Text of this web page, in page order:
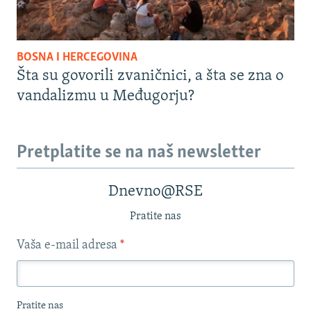
BOSNA I HERCEGOVINA
Šta su govorili zvaničnici, a šta se zna o
vandalizmu u Međugorju?
Pretplatite se na naš newsletter
Dnevno@RSE
Pratite nas
Vaša e-mail adresa *
Pratite nas